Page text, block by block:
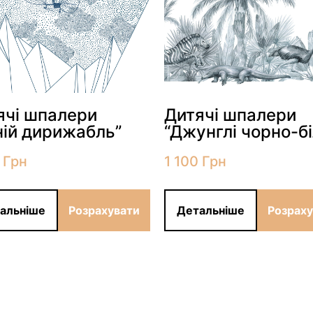
шпалери
дирижабль”
Грн
Розрахувати
Дитячі шпалери
“Джунглі чорно-
1 100 Грн
Детальніше